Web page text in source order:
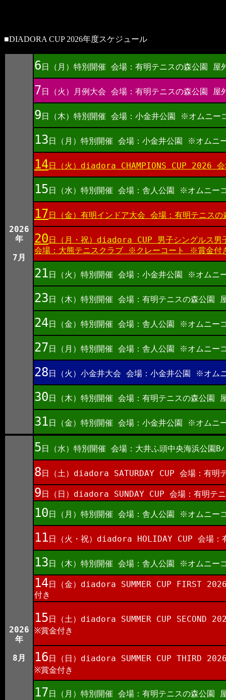
■DIADORA CUP 2026年度スケジュール
2026
年
7月
6日（月）特別開催 会場：有明テニスの森公園 屋
7日（火）月例大会 会場：有明テニスの森公園
9日（木）特別開催 会場：小金井公園 ※オムニー
13日（月）特別開催 会場：小金井公園 ※オムニ
14日（火）diadora CHAMPIONS CUP 2026 会
15日（水）特別開催 会場：舎人公園 ※オムニー
17日（金）有明インドア大会 会場：有明テニス
20日（月・祝）diadora CUP 男子シングルス男
会場：大熊テニスクラブ ※クレーコート ※賞金
21日（火）特別開催 会場：小金井公園 ※オムニ
23日（木）特別開催 会場：有明テニスの森公園
24日（金）特別開催 会場：舎人公園 ※オムニー
27日（月）特別開催 会場：舎人公園 ※オムニー
28日（火）小金井大会 会場：小金井公園 ※オム
30日（木）特別開催 会場：有明テニスの森公園
31日（金）特別開催 会場：小金井公園 ※オムニ
2026
年
8月
5日（水）特別開催 会場：大井ふ頭中央海浜公園B
8日（土）diadora SATURDAY CUP 会場：有明
9日（日）diadora SUNDAY CUP 会場：有明テ
10日（月）特別開催 会場：舎人公園 ※オムニー
11日（火・祝）diadora HOLIDAY CUP 会場：
13日（木）特別開催 会場：舎人公園 ※オムニー
14日（金）diadora SUMMER CUP FIRST
付き
15日（土）diadora SUMMER CUP SECOND
※賞金付き
16日（日）diadora SUMMER CUP THIRD
※賞金付き
17日（月）特別開催 会場：有明テニスの森公園